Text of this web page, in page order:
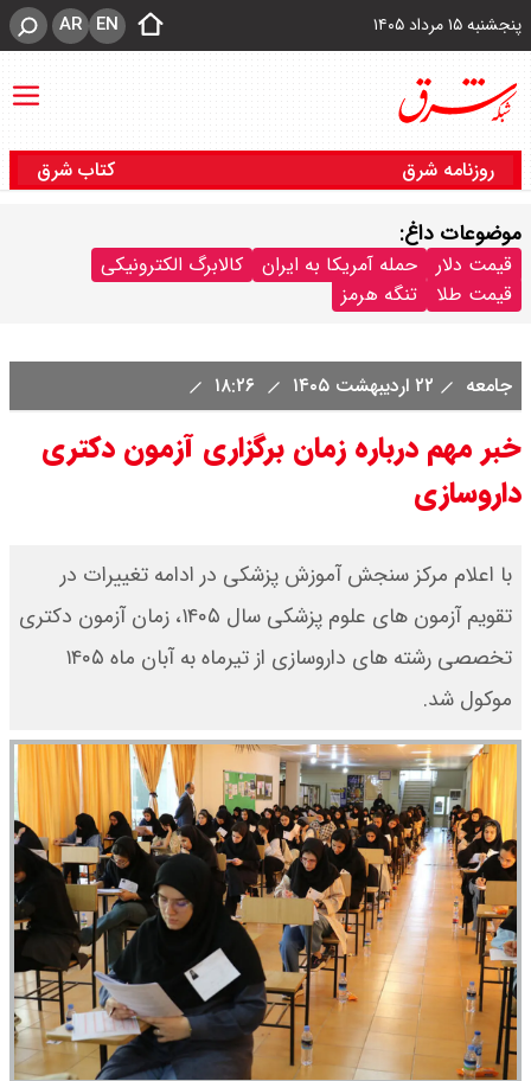
پنجشنبه ۱۵ مرداد ۱۴۰۵ EN
AR
روزنامه شرق کتاب شرق
موضوعات داغ:
قیمت دلار حمله آمریکا به ایران
کالابرگ الکترونیکی
قیمت طلا
تنگه هرمز
جامعه ۲۲ اردیبهشت ۱۴۰۵
خبر مهم درباره زمان برگزاری آزمون دکتری
داروسازی
با اعلام مرکز سنجش آموزش پزشکی در ادامه تغییرات در
تقویم آزمون های علوم پزشکی سال ۱۴۰۵، زمان آزمون دکتری
تخصصی رشته های داروسازی از تیرماه به آبان ماه ۱۴۰۵
موکول شد.